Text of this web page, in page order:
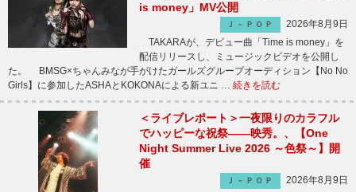
is money」MV公開
Ｊ－ＰＯＰ
2026年8月9日
TAKARAが、デビュー曲「Time is money」を
配信リリースし、ミュージックビデオを公開し
た。 BMSG×ちゃんみなが手がけたガールズグループオーディション【No No
Girls】に参加したASHAとKOKONAによる新ユニ … 続きを読む
＜ライブレポート＞一夜限りのカラフル
でハッピーな祝祭――映秀。、【One
Night Summer Live 2026 ～色祭～】開
催
Ｊ－ＰＯＰ
2026年8月9日